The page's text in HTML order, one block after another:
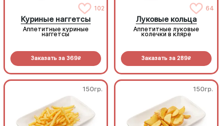
102
Куриные наггетсы
Аппетитные куриные
наггетсы
Заказать за 369R
64
Луковые кольца
Аппетитные луковые
колечки в кляре
Заказать за 289R
150гр. 150гр.